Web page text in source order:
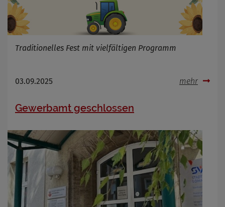
Traditionelles Fest mit vielfältigen Programm
03.09.2025 mehr
Gewerbamt geschlossen
Cookies die bei der Verwendung von
OpenWeatherAPI gesetzt werden
Anbieter